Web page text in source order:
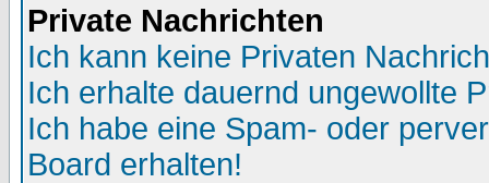
Private Nachrichten
Ich kann keine Privaten
Ich erhalte dauernd ungewollte
Ich habe eine Spam- oder
Board erhalten!